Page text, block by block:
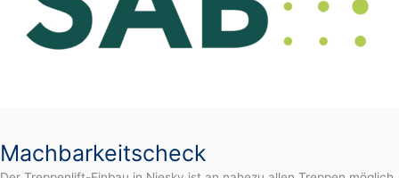
Machbarkeitscheck